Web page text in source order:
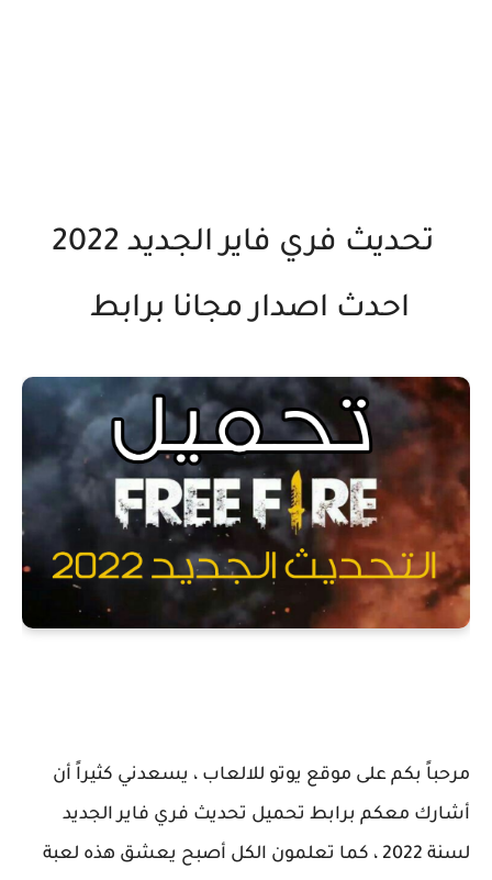
تحديث فري فاير الجديد 2022
احدث اصدار مجانا برابط
مرحباً بكم على موقع يوتو للالعاب ، يسعدني كثيراً أن
أشارك معكم برابط تحميل تحديث فري فاير الجديد
لسنة 2022 ، كما تعلمون الكل أصبح يعشق هذه لعبة